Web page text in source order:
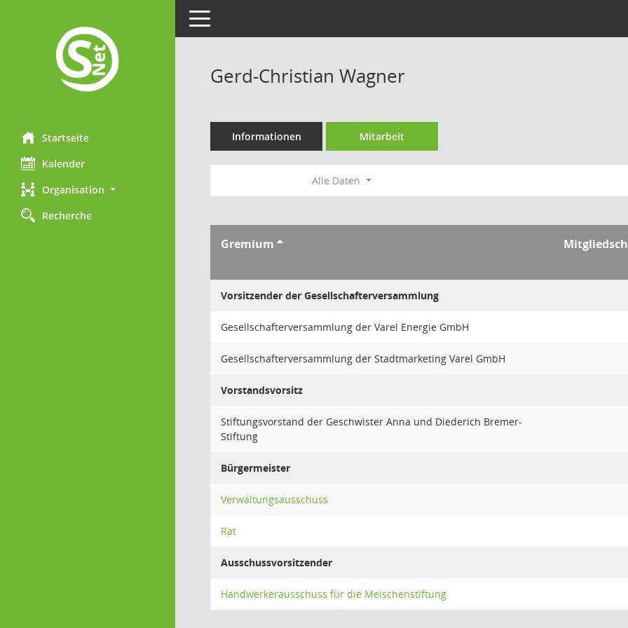
Startseite
Kalender
Organisation
Recherche
Toggle navigation
Gerd-Christian Wagner
Informationen Mitarbeit
Alle Daten
Gremium
Vorsitzender der Gesellschafterversammlung
Gesellschafterversammlung der Varel Energie GmbH
Gesellschafterversammlung der Stadtmarketing Varel GmbH
Vorstandsvorsitz
Stiftungsvorstand der Geschwister Anna und Diederich Bremer-
Stiftung
Bürgermeister
Verwaltungsausschuss
Rat
Ausschussvorsitzender
Handwerkerausschuss für die Meischenstiftung